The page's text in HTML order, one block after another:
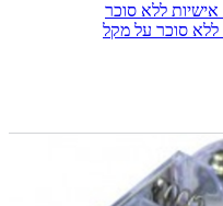
ללא סוכר
ללא סוכר על מקל